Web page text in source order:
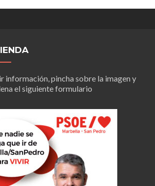
información, pincha sobre la imagen y
el siguiente formulario